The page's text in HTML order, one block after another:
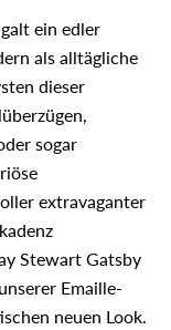
ein edler
als alltägliche
dieser
sogar
extravaganter
Stewart Gatsby
Emaille-
neuen Look.